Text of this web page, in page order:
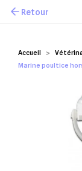
Mes favoris
Accueil
Marine poultice
Retour